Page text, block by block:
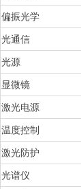
偏振光学
光通信
光源
显微镜
激光电源
温度控制
激光防护
光谱仪